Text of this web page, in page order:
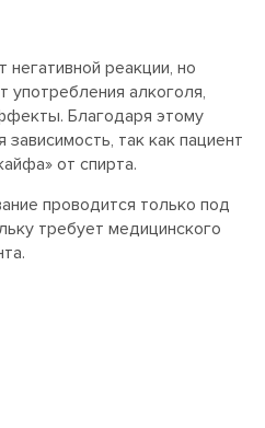
реакции, но
употребления алкоголя,
Благодаря этому
зависимость, так как пациент
от спирта.
проводится только под
требует медицинского